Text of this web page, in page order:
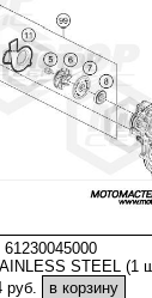
61230045000
STEEL (1
руб.